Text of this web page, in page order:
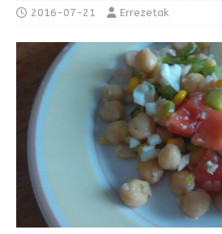
2016-07-21 Errezetak